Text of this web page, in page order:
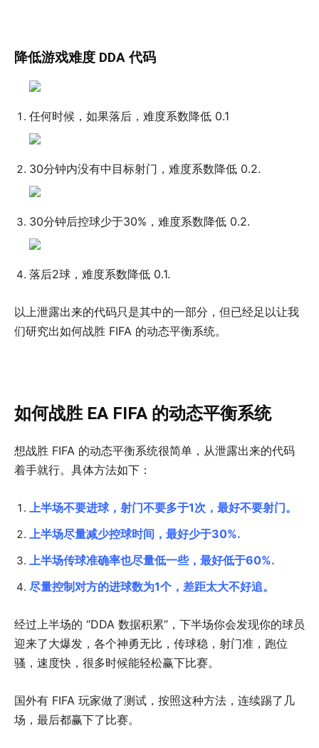
降低游戏难度 DDA 代码
任何时候，如果落后，难度系数降低 0.1
30分钟内没有中目标射门，难度系数降低 0.2.
30分钟后控球少于30%，难度系数降低 0.2.
落后2球，难度系数降低 0.1.
以上泄露出来的代码只是其中的一部分，但已经足以让我
们研究出如何战胜 FIFA 的动态平衡系统。
如何战胜 EA FIFA 的动态平衡系统
想战胜 FIFA 的动态平衡系统很简单，从泄露出来的代码
着手就行。具体方法如下：
上半场不要进球，射门不要多于1次，最好不要射门。
上半场尽量减少控球时间，最好少于30%.
上半场传球准确率也尽量低一些，最好低于60%.
尽量控制对方的进球数为1个，差距太大不好追。
经过上半场的 “DDA 数据积累”，下半场你会发现你的球员
迎来了大爆发，各个神勇无比，传球稳，射门准，跑位
骚，速度快，很多时候能轻松赢下比赛。
国外有 FIFA 玩家做了测试，按照这种方法，连续踢了几
场，最后都赢下了比赛。